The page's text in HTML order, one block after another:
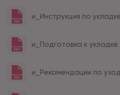
и_Инструкция по
и_Подготовка к
и_Рекомендации по